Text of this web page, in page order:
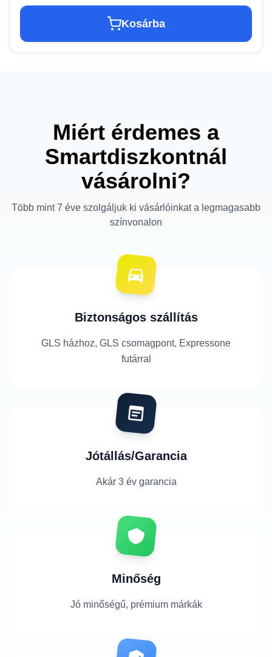
Kosárba
Miért érdemes a
Smartdiszkontnál
vásárolni?
Több mint 7 éve szolgáljuk ki vásárlóinkat a legmagasabb
színvonalon
Biztonságos szállítás
GLS házhoz, GLS csomagpont, Expressone
futárral
Jótállás/Garancia
Akár 3 év garancia
Minőség
Jó minőségű, prémium márkák